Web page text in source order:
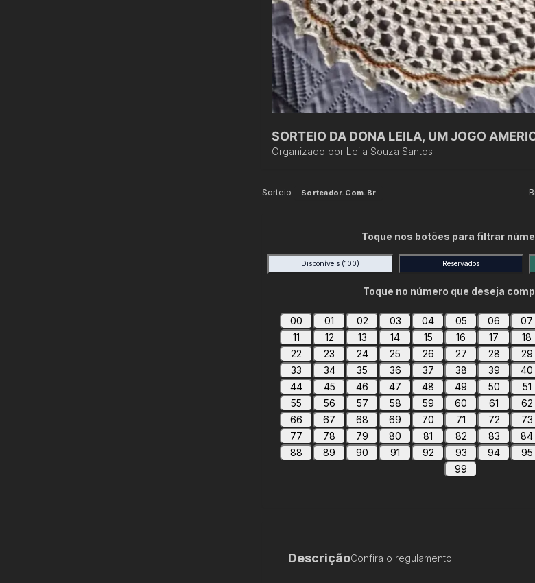
SORTEIO DA DONA LEILA, UM JOGO
Organizado por Leila Souza Santos
Sorteio Sorteador.com.br
Toque nos botões para filtrar
Disponíveis (100) Reservados
Toque no número que deseja
00 01 02 03 04 05 06 07
11
12 13 14 15 16 17 18
22
23 24 25 26 27 28 29
33
34 35 36 37 38 39 40
44
45 46 47 48 49 50 51
55
56 57 58 59 60 61 62
66
67 68 69 70 71 72 73
77
78 79 80 81 82 83 84
88
89 90 91 92 93 94 95
99
DescriçãoConfira o regulamento.